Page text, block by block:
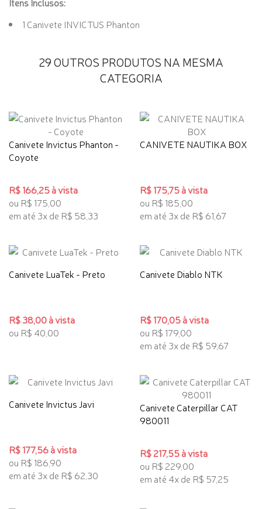
1 Canivete INVICTUS Phanton
29 OUTROS PRODUTOS NA MESMA
CATEGORIA
Canivete Invictus Phanton -
Coyote
R$ 166,25 à vista
ou R$ 175,00
em até 3x de R$ 58,33
CANIVETE NAUTIKA BOX
R$ 175,75 à vista
ou R$ 185,00
em até 3x de R$ 61,67
Canivete LuaTek - Preto
R$ 38,00 à vista
ou R$ 40,00
Canivete Diablo NTK
R$ 170,05 à vista
ou R$ 179,00
em até 3x de R$ 59,67
Canivete Invictus Javi
R$ 177,56 à vista
ou R$ 186,90
em até 3x de R$ 62,30
Canivete Caterpillar CAT
980011
R$ 217,55 à vista
ou R$ 229,00
em até 4x de R$ 57,25